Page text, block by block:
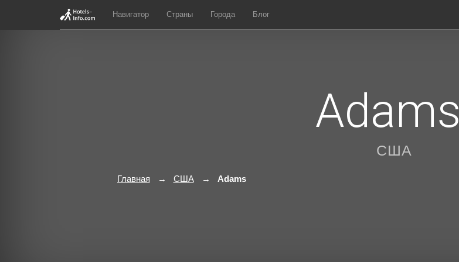
Навигатор Страны Города Блог
Adams
США
Главная США Adams